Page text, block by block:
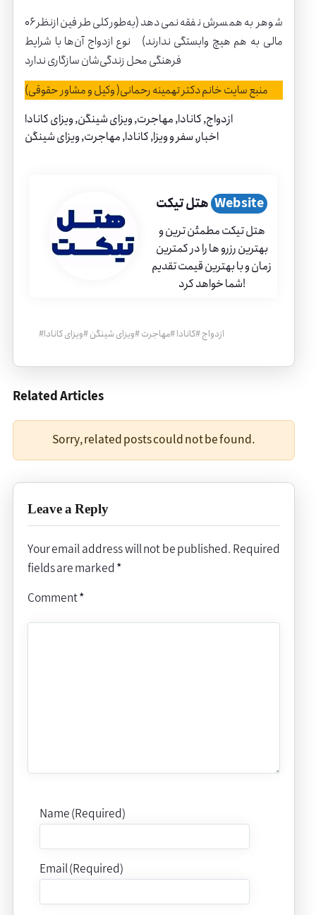
۰۶ شوهر به همسرش نفقه نمی‌دهد (به‌طورکلی طرفین ازنظر
مالی به هم هیچ وابستگی ندارند) نوع ازدواج آن‌ها با شرایط
منبع سایت خانم دکتر تهمینه رحمانی( وکیل و مشاور حقوقی)
ازدواج, کانادا, مهاجرت, ویزای شینگن, ویزای کانادا
اخبار, سفر و ویزا, کانادا, مهاجرت, ویزای شینگن
هتل تیکتWebsite
هتل تیکت مطمئن ترین و
بهترین رزرو ها را در کمترین
زمان و با بهترین قیمت تقدیم
شما خواهد کرد!
# ازدواج#کانادا#مهاجرت#ویزای شینگن#ویزای کانادا
Related Articles
Sorry, related posts could not be found.
Leave a Reply
Your email address will not be published. Required
fields are marked *
Comment*
Name (Required)
Email (Required)